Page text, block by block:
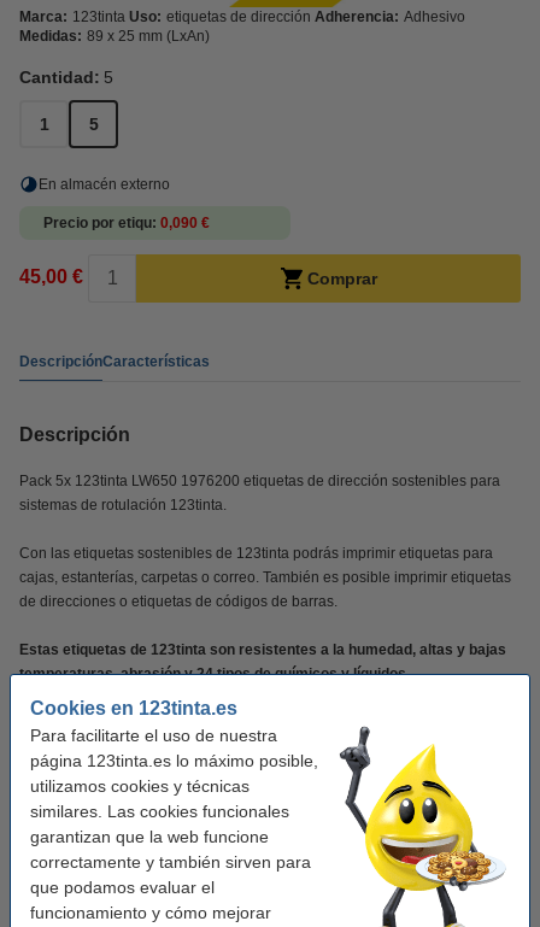
Cookies en 123tinta.es
Para facilitarte el uso de nuestra
página 123tinta.es lo máximo posible,
utilizamos cookies y técnicas
similares. Las cookies funcionales
garantizan que la web funcione
correctamente y también sirven para
que podamos evaluar el
funcionamiento y cómo mejorar
Marca: 123tinta Uso: etiquetas de dirección Adherencia: Adhesivo
Medidas: 89 x 25 mm (LxAn)
Cantidad: 5
1 5
En almacén externo
Precio por etiqu 0,090 €
45,00 € Comprar
DescripciónCaracterísticas
Descripción
Pack 5x 123tinta LW650 1976200 etiquetas de dirección sostenibles para
sistemas de rotulación 123tinta.
Con las etiquetas sostenibles de 123tinta podrás imprimir etiquetas para
cajas, estanterías, carpetas o correo. También es posible imprimir etiquetas
de direcciones o etiquetas de códigos de barras.
Estas etiquetas de 123tinta son resistentes a la humedad, altas y bajas
temperaturas, abrasión y 24 tipos de químicos y líquidos.
Gracias al poder adhesivo adicional, las etiquetas se pegarán
perfectamente durante años, incluso en superficies curvas.
Verás la diferencia en tu cartera!!!!
Por supuesto con garantía 100%.
Características